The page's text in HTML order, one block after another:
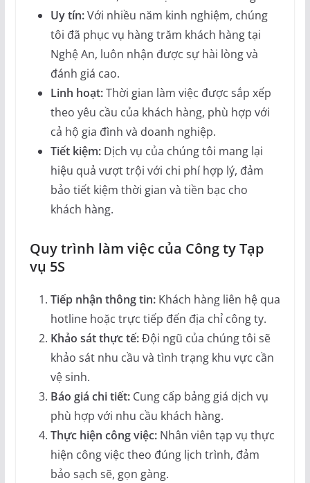
Uy tín:Với nhiều năm kinh nghiệm, chúng
tôi đã phục vụ hàng trăm khách hàng tại
Nghệ An, luôn nhận được sự hài lòng và
đánh giá cao.
Linh hoạt:Thời gian làm việc được sắp xếp
theo yêu cầu của khách hàng, phù hợp với
cả hộ gia đình và doanh nghiệp.
Tiết kiệm:Dịch vụ của chúng tôi mang lại
hiệu quả vượt trội với chi phí hợp lý, đảm
bảo tiết kiệm thời gian và tiền bạc cho
khách hàng.
Quy trình làm việc của Công ty Tạp
vụ 5S
Tiếp nhận thông tin:Khách hàng liên hệ qua
hotline hoặc trực tiếp đến địa chỉ công ty.
Khảo sát thực tế:Đội ngũ của chúng tôi sẽ
khảo sát nhu cầu và tình trạng khu vực cần
vệ sinh.
Báo giá chi tiết:Cung cấp bảng giá dịch vụ
phù hợp với nhu cầu khách hàng.
Thực hiện công việc:Nhân viên tạp vụ thực
hiện công việc theo đúng lịch trình, đảm
bảo sạch sẽ, gọn gàng.